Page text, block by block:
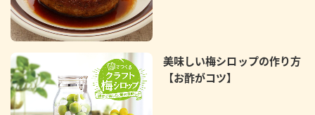
美味しい梅シロップの作り方
【お酢がコツ】